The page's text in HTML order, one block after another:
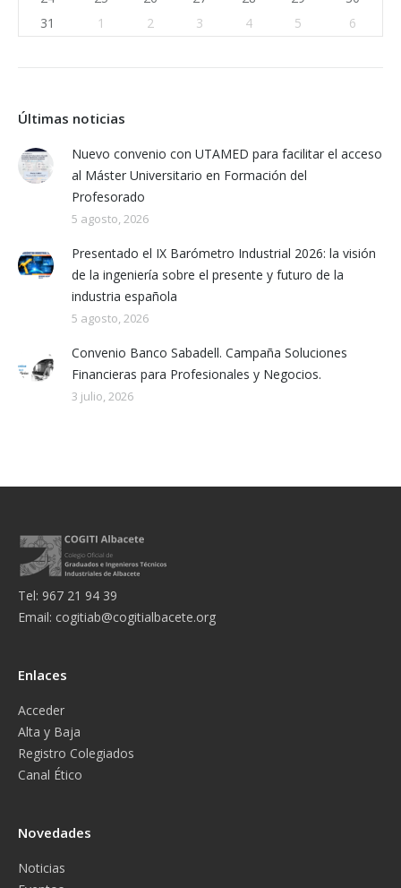
31
1 2 3 4 5 6
Últimas noticias
Nuevo convenio con UTAMED para facilitar el acceso
al Máster Universitario en Formación del
Profesorado
5 agosto, 2026
Presentado el IX Barómetro Industrial 2026: la visión
de la ingeniería sobre el presente y futuro de la
industria española
5 agosto, 2026
Convenio Banco Sabadell. Campaña Soluciones
Financieras para Profesionales y Negocios.
3 julio, 2026
Tel: 967 21 94 39
Email: cogitiab@cogitialbacete.org
Enlaces
Acceder
Alta y Baja
Registro Colegiados
Canal Ético
Novedades
Noticias